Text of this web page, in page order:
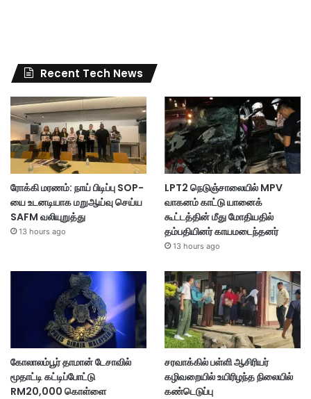
Recent Tech News
ரோக்கி மரணம்: நாய் பிடிப்பு SOP-
யை உடனடியாக மறுஆய்வு செய்ய
SAFM வலியுறுத்து
13 hours ago
LPT2 நெடுஞ்சாலையில் MPV
வாகனம் காட்டு யானைக்
கூட்டத்தின் மீது மோதியதில்
தம்பதியினர் காயமடைந்தனர்
13 hours ago
கோலாலம்பூர் தாமான் டேசாவில்
மூதாட்டி கட்டிப்போட்டு
RM20,000 கொள்ளை
சரவாக்கில் பள்ளி ஆசிரியர்
கழிவறையில் உயிரிழந்த நிலையில்
கண்டெடுப்பு